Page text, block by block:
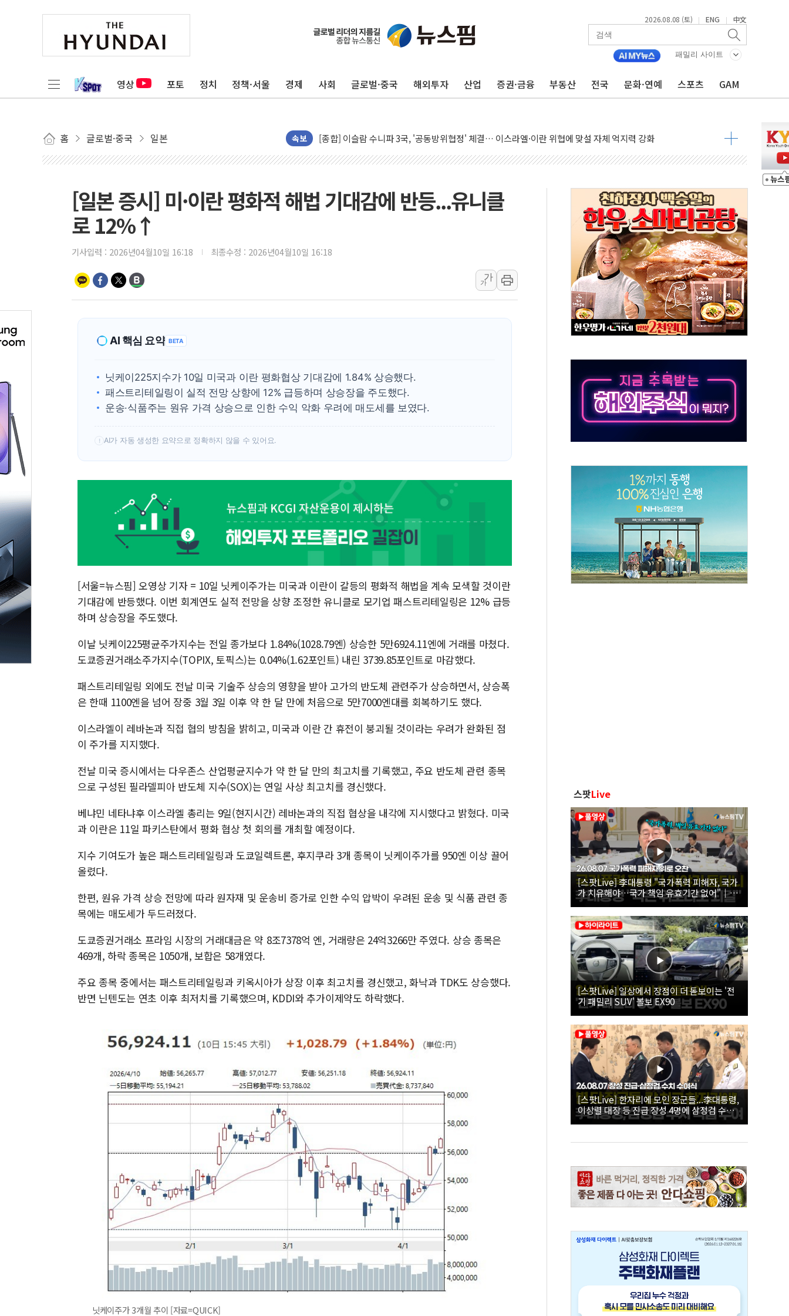
2026.08.08 (토) | ENG | 中文
패밀리 사이트
영상 포토 정치 정책·서울 경제 사회 글로벌·중국 해외투자 산업 증권·금융 부동산 전국 문화·연예 스포츠 GAM
홈 글로벌·중국 일본 속보
유럽증시, 美 고용 예상 밖 부진에 연준 금리 인상 가능성 낮아지며 상승… STOXX 600 지수는 나흘 연속 최고치
미 연준 매파 기세 꺾이나…고용 감소에 9월 동결 전망 우세
트럼프, 백신·자폐증 행정명령 검토…"이르면 다음 주"
美 항소법원, 백악관 무도회장 공사 중단 명령…트럼프 제동
美 고용 쇼크에 엔화 장중 급등…시장은 "또 개입했나" 촉각
[AI MY 뉴스] 뉴욕 반도체주 프리뷰...美 고용 쇼크에 반도체주 '활짝'
뉴욕증시 프리뷰, 美 고용 쇼크에 금리 인상 우려 후퇴…나스닥 선물 1%대 상승
뉴욕증시 개장 전 특징주...아틀라시안·클라우드플레어·태양광주↑ VS 트레이드데스크·웬디스↓
보훈부, 미 DPAA와 MOU… "6·25 미군 실종자 7359명 끝까지 찾겠다"
트럼프, 中 겨냥 폴리실리콘 관세 15% 부과…美 태양광주 급등
[사진] 빈살만과 에르도안의 만남
[일본 증시] 미·이란 평화적 해법 기대감에 반등...유니클
로 12%↑
기사입력 : 2026년04월10일 16:18 최종수정 : 2026년04월10일 16:18
가
가
AI 핵심 요약 BETA
닛케이225지수가 10일 미국과 이란 평화협상 기대감에 1.84% 상승했다.
패스트리테일링이 실적 전망 상향에 12% 급등하며 상승장을 주도했다.
운송·식품주는 원유 가격 상승으로 인한 수익 악화 우려에 매도세를 보였다.
! AI가 자동 생성한 요약으로 정확하지 않을 수 있어요.
[서울=뉴스핌] 오영상 기자 = 10일 닛케이주가는 미국과 이란이 갈등의 평화적 해법을 계속 모색할 것이란
기대감에 반등했다. 이번 회계연도 실적 전망을 상향 조정한 유니클로 모기업 패스트리테일링은 12% 급등
하며 상승장을 주도했다.
이날 닛케이225평균주가지수는 전일 종가보다 1.84%(1028.79엔) 상승한 5만6924.11엔에 거래를 마쳤다.
도쿄증권거래소주가지수(TOPIX, 토픽스)는 0.04%(1.62포인트) 내린 3739.85포인트로 마감했다.
패스트리테일링 외에도 전날 미국 기술주 상승의 영향을 받아 고가의 반도체 관련주가 상승하면서, 상승폭
은 한때 1100엔을 넘어 장중 3월 3일 이후 약 한 달 만에 처음으로 5만7000엔대를 회복하기도 했다.
이스라엘이 레바논과 직접 협의 방침을 밝히고, 미국과 이란 간 휴전이 붕괴될 것이라는 우려가 완화된 점
이 주가를 지지했다.
전날 미국 증시에서는 다우존스 산업평균지수가 약 한 달 만의 최고치를 기록했고, 주요 반도체 관련 종목
으로 구성된 필라델피아 반도체 지수(SOX)는 연일 사상 최고치를 경신했다.
베냐민 네타냐후 이스라엘 총리는 9일(현지시간) 레바논과의 직접 협상을 내각에 지시했다고 밝혔다. 미국
과 이란은 11일 파키스탄에서 평화 협상 첫 회의를 개최할 예정이다.
지수 기여도가 높은 패스트리테일링과 도쿄일렉트론, 후지쿠라 3개 종목이 닛케이주가를 950엔 이상 끌어
올렸다.
한편, 원유 가격 상승 전망에 따라 원자재 및 운송비 증가로 인한 수익 압박이 우려된 운송 및 식품 관련 종
목에는 매도세가 두드러졌다.
도쿄증권거래소 프라임 시장의 거래대금은 약 8조7378억 엔, 거래량은 24억3266만 주였다. 상승 종목은
469개, 하락 종목은 1050개, 보합은 58개였다.
주요 종목 중에서는 패스트리테일링과 키옥시아가 상장 이후 최고치를 경신했고, 화낙과 TDK도 상승했다.
반면 닌텐도는 연초 이후 최저치를 기록했으며, KDDI와 추가이제약도 하락했다.
닛케이주가 3개월 추이 [자료=QUICK]
스팟Live
[스팟Live] 李대통령 "국가폭력 피해자, 국가
가 치유해야…국가 책임 유효기간 없어"｜
26.08.07 국가폭력 피해자 위로 오찬
[스팟Live] 일상에서 장점이 더 돋보이는 '전
기 패밀리 SUV' 볼보 EX90
[스팟Live] 한자리에 모인 장군들...李대통령,
이상렬 대장 등 진급 장성 4명에 삼정검 수치
직접 수여｜26.08.07 장성 진급·삼정검 수치